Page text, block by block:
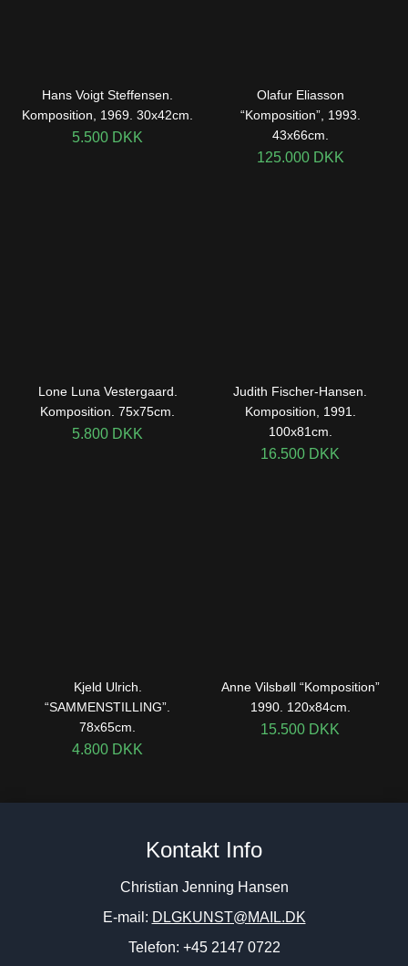
Hans Voigt Steffensen.
Komposition, 1969. 30x42cm.
5.500 DKK
Olafur Eliasson
“Komposition”, 1993.
43x66cm.
125.000 DKK
Lone Luna Vestergaard.
Komposition. 75x75cm.
5.800 DKK
Judith Fischer-Hansen.
Komposition, 1991.
100x81cm.
16.500 DKK
Kjeld Ulrich.
“SAMMENSTILLING”.
78x65cm.
4.800 DKK
Anne Vilsbøll “Komposition”
1990. 120x84cm.
15.500 DKK
Kontakt Info
Christian Jenning Hansen
E-mail: DLGKUNST@MAIL.DK
Telefon: +45 2147 0722